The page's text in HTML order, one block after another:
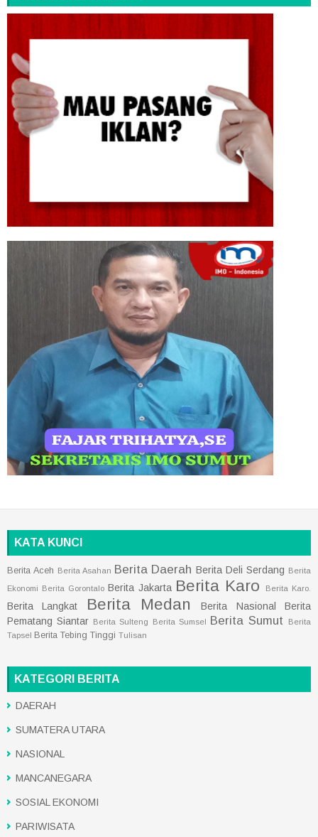
KATA KUNCI
Berita Aceh Berita Asahan Berita Daerah Berita Deli Serdang Berita
Ekonomi Berita Gorontalo Berita Jakarta Berita Karo Berita Karo.
Berita Langkat Berita Medan Berita Nasional
Berita
Pematang Siantar Berita Sulteng Berita Sumsel Berita Sumut
Berita
Tapsel Berita Tebing Tinggi Tulisan
KATEGORI BERITA
DAERAH
SUMATERA UTARA
NASIONAL
MANCANEGARA
SOSIAL EKONOMI
PARIWISATA